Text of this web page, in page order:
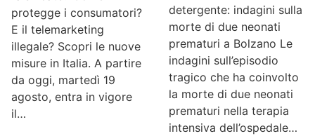
protegge i consumatori?
E il telemarketing
illegale? Scopri le nuove
misure in Italia. A partire
da oggi, martedì 19
agosto, entra in vigore
il…
detergente: indagini sulla
morte di due neonati
prematuri a Bolzano Le
indagini sull’episodio
tragico che ha coinvolto
la morte di due neonati
prematuri nella terapia
intensiva dell’ospedale…